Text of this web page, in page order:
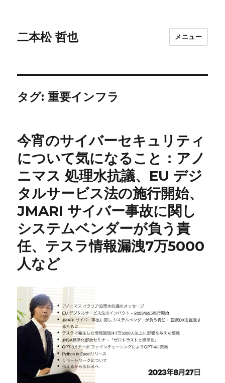
二本松 哲也 メニュー
タグ:重要インフラ
今宵のサイバーセキュリティ
について気になること：アノ
ニマス 処理水抗議、EU デジ
タルサービス法の施行開始、
JMARI サイバー事故に関し
システムベンダーが負う責
任、テスラ情報漏洩7万5000
人など